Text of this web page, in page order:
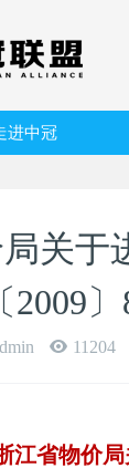
进中冠
关于
11204
江省物价